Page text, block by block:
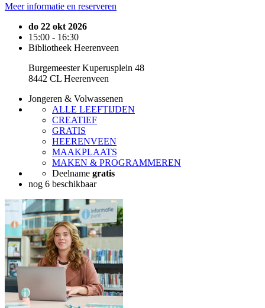
Meer informatie en reserveren
do 22 okt 2026
15:00 - 16:30
Bibliotheek Heerenveen
Burgemeester Kuperusplein 48
8442 CL Heerenveen
Jongeren & Volwassenen
ALLE LEEFTIJDEN
CREATIEF
GRATIS
HEERENVEEN
MAAKPLAATS
MAKEN & PROGRAMMEREN
Deelname gratis
nog 6 beschikbaar